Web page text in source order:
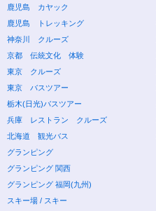
鹿児島 カヤック
鹿児島 トレッキング
神奈川 クルーズ
京都 伝統文化 体験
東京 クルーズ
東京 バスツアー
栃木(日光)バスツアー
兵庫 レストラン クルーズ
北海道 観光バス
グランピング
グランピング 関西
グランピング 福岡(九州)
スキー場 / スキー